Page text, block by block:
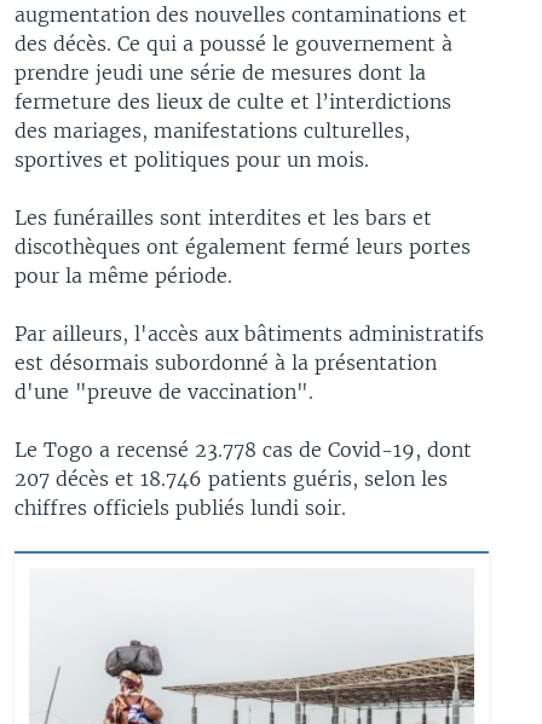
augmentation des nouvelles contaminations et
des décès. Ce qui a poussé le gouvernement à
prendre jeudi une série de mesures dont la
fermeture des lieux de culte et l’interdictions
des mariages, manifestations culturelles,
sportives et politiques pour un mois.
Les funérailles sont interdites et les bars et
discothèques ont également fermé leurs portes
pour la même période.
Par ailleurs, l'accès aux bâtiments administratifs
est désormais subordonné à la présentation
d'une "preuve de vaccination".
Le Togo a recensé 23.778 cas de Covid-19, dont
207 décès et 18.746 patients guéris, selon les
chiffres officiels publiés lundi soir.